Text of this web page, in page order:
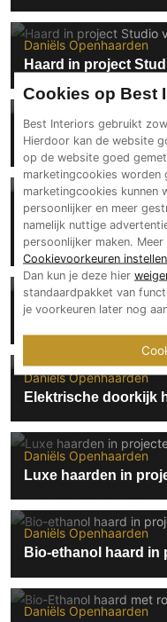
Daniëls Openhaarden
Haard in project
Daniëls Openhaarden
Gashaarden in
Daniëls Openhaarden
Gashaarden in
Projects
Daniëls Openhaarden
Luxe haarden in
Daniëls Openhaarden
Elektrische doorkijk
Daniëls Openhaarden
Luxe haarden in
Daniëls Openhaarden
Bio-ethanol haard
Daniëls Openhaarden
Cookies op Best
Best Interiors gebruikt
Hierdoor kan de website
op de website goed
marketingcookies worden
marketingcookies kunnen
persoonlijker en meer
namelijk nuttige
persoonlijker maken.
Cookievoorkeuren instellen
Dan kun je deze hier
standaardpakket van
je voorkeuren later nog